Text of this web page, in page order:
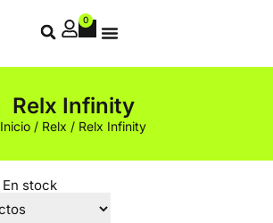
0
Relx Infinity
Inicio / Relx / Relx Infinity
En stock